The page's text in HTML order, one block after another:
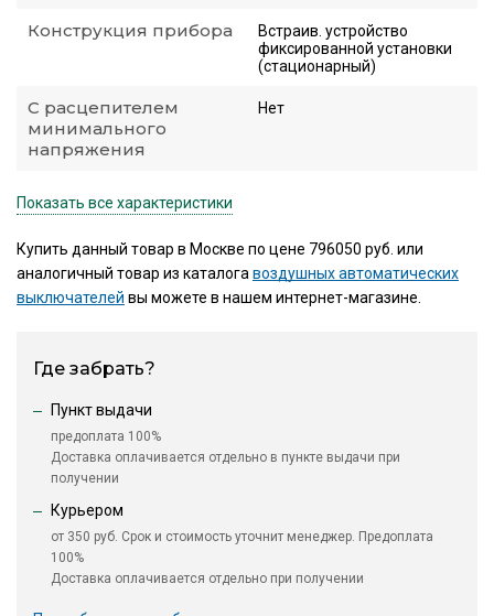
Конструкция прибора
Встраив. устройство
фиксированной установки
(стационарный)
С расцепителем
минимального
напряжения
Нет
Показать все характеристики
Купить данный товар в Москве по цене 796050 руб. или
аналогичный товар из каталогавоздушных автоматических
выключателей вы можете в нашем интернет-магазине.
Где забрать?
Пункт выдачи
предоплата 100%
Доставка оплачивается отдельно в пункте выдачи при
получении
Курьером
от 350 руб. Срок и стоимость уточнит менеджер. Предоплата
100%
Доставка оплачивается отдельно при получении